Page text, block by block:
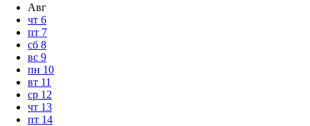
Авг
чт 6
пт 7
сб 8
вс 9
пн 10
вт 11
ср 12
чт 13
пт 14